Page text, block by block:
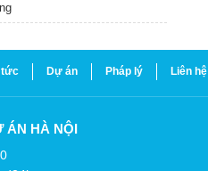
tức Dự án Pháp lý Liên hệ
ÁN HÀ NỘI